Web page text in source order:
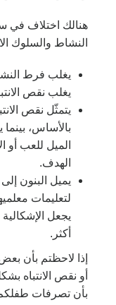
هنالك اختلاف في
النشاط والسلوك
يغلب فرط
يغلب نقص
يتمثّل نقص
بالأساس،
الميل للعب أو
الهدف.
يميل البنون إلى
لتعليمات
يجعل
أكثر.
إذا لاحظتم بأن
أو نقص الانتباه
بأن تصرفات